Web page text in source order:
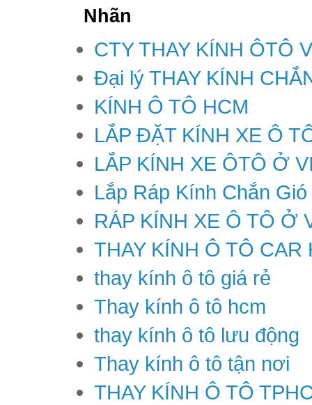
Nhãn
CTY THAY KÍNH ÔTÔ
Đại lý THAY KÍNH
KÍNH Ô TÔ HCM
LẮP ĐẶT KÍNH XE Ô
LẮP KÍNH XE ÔTÔ Ở
Lắp Ráp Kính Chắn
RÁP KÍNH XE Ô TÔ Ở
THAY KÍNH Ô TÔ CAR
thay kính ô tô giá rẻ
Thay kính ô tô hcm
thay kính ô tô lưu động
Thay kính ô tô tận nơi
THAY KÍNH Ô TÔ